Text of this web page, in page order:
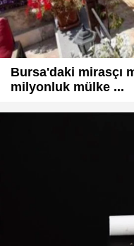
Bursa'daki mirasçı
milyonluk mülke ...